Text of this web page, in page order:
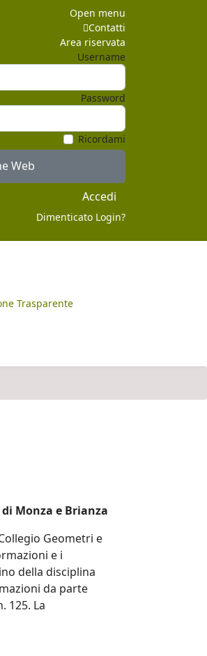
Open menu
Contatti
Area riservata
Username
Password
Ricordami
Web
Accedi
Dimenticato Login?
Trasparente
Monza e Brianza
Geometri e
e i
della disciplina
da parte
125. La